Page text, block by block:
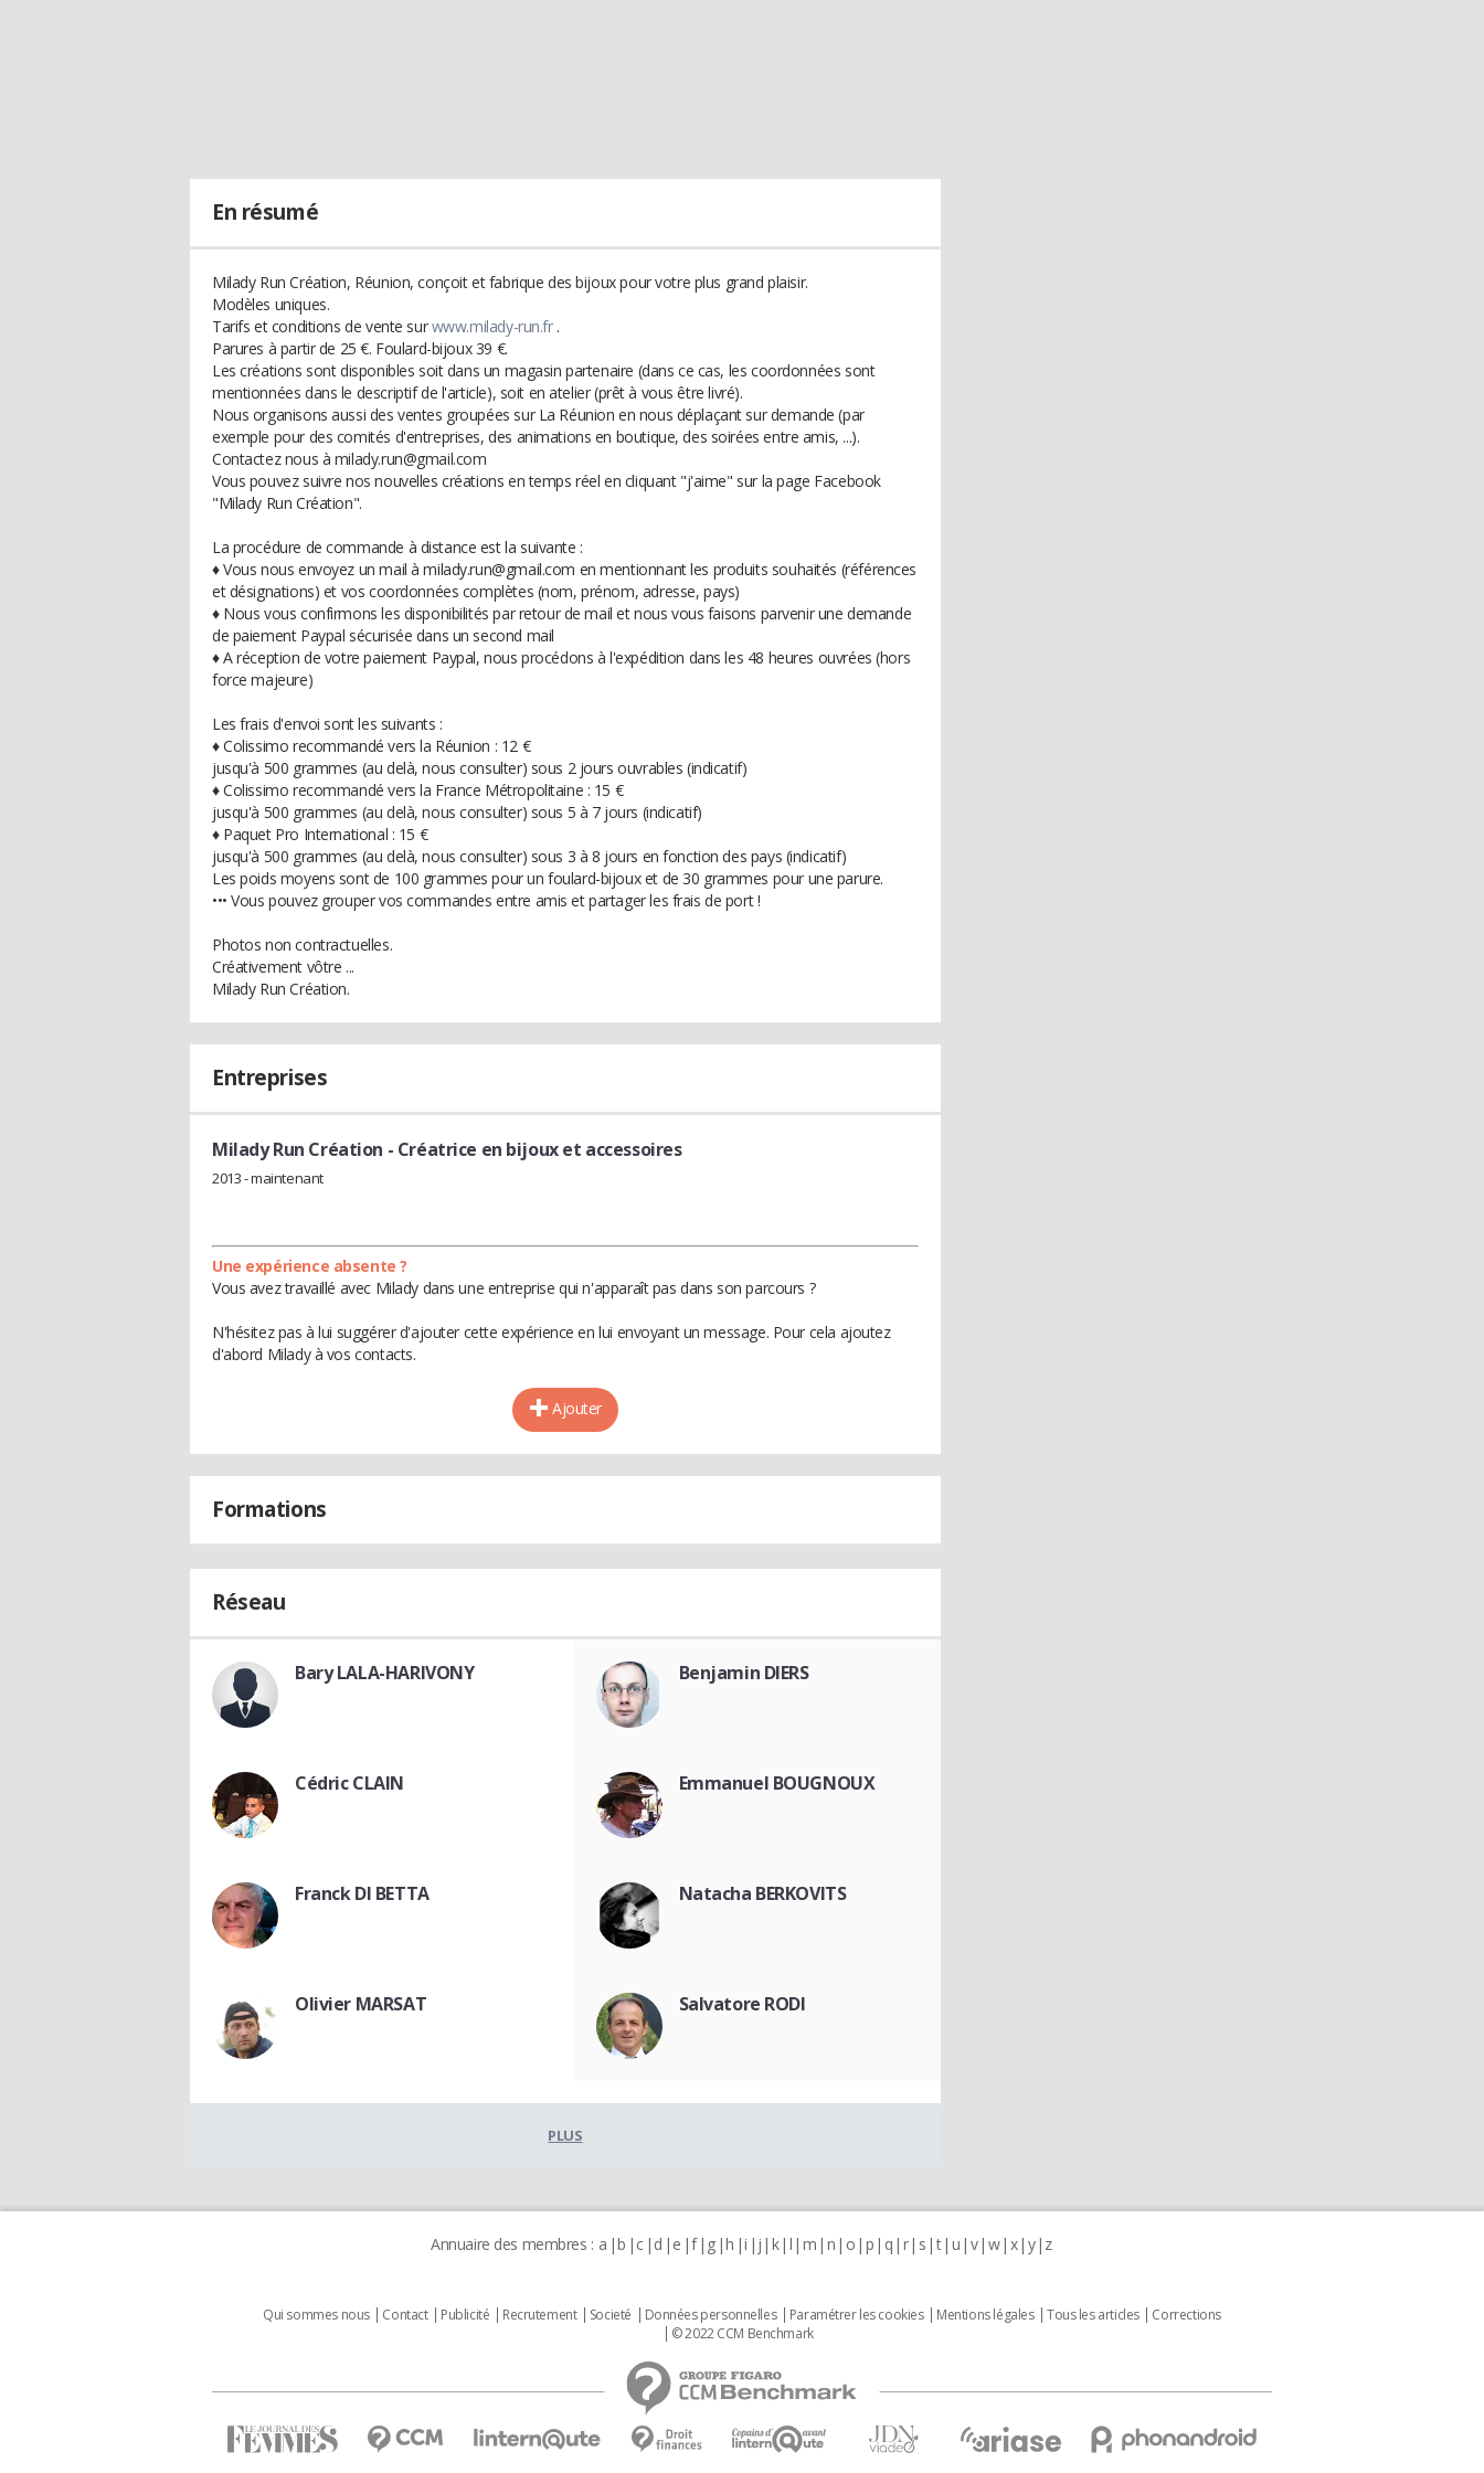
En résumé
Milady Run Création, Réunion, conçoit et fabrique des bijoux pour votre plus grand plaisir.
Modèles uniques.
Tarifs et conditions de vente surwww.milady-run.fr.
Parures à partir de 25 €. Foulard-bijoux 39 €.
Les créations sont disponibles soit dans un magasin partenaire (dans ce cas, les coordonnées sont
mentionnées dans le descriptif de l'article), soit en atelier (prêt à vous être livré).
Nous organisons aussi des ventes groupées sur La Réunion en nous déplaçant sur demande (par
exemple pour des comités d'entreprises, des animations en boutique, des soirées entre amis, ...).
Contactez nous à milady.run@gmail.com
Vous pouvez suivre nos nouvelles créations en temps réel en cliquant "j'aime" sur la page Facebook
"Milady Run Création".
La procédure de commande à distance est la suivante :
♦ Vous nous envoyez un mail à milady.run@gmail.com en mentionnant les produits souhaités (références
et désignations) et vos coordonnées complètes (nom, prénom, adresse, pays)
♦ Nous vous confirmons les disponibilités par retour de mail et nous vous faisons parvenir une demande
de paiement Paypal sécurisée dans un second mail
♦ A réception de votre paiement Paypal, nous procédons à l'expédition dans les 48 heures ouvrées (hors
force majeure)
Les frais d'envoi sont les suivants :
♦ Colissimo recommandé vers la Réunion : 12 €
jusqu'à 500 grammes (au delà, nous consulter) sous 2 jours ouvrables (indicatif)
♦ Colissimo recommandé vers la France Métropolitaine : 15 €
jusqu'à 500 grammes (au delà, nous consulter) sous 5 à 7 jours (indicatif)
♦ Paquet Pro International : 15 €
jusqu'à 500 grammes (au delà, nous consulter) sous 3 à 8 jours en fonction des pays (indicatif)
Les poids moyens sont de 100 grammes pour un foulard-bijoux et de 30 grammes pour une parure.
••• Vous pouvez grouper vos commandes entre amis et partager les frais de port !
Photos non contractuelles.
Créativement vôtre ...
Milady Run Création.
Entreprises
Milady Run Création - Créatrice en bijoux et accessoires
2013 - maintenant
Une expérience absente ?
Vous avez travaillé avec Milady dans une entreprise qui n'apparaît pas dans son parcours ?
N'hésitez pas à lui suggérer d'ajouter cette expérience en lui envoyant un message. Pour cela ajoutez
d'abord Milady à vos contacts.
Ajouter
Formations
Réseau
Bary LALA-HARIVONY Benjamin DIERS
Cédric CLAIN Emmanuel BOUGNOUX
Franck DI BETTA Natacha BERKOVITS
Olivier MARSAT Salvatore RODI
PLUS
Annuaire des membres : a b c d e f g h i j k l m n o p q r s t u v w x y z
Qui sommes nous Contact Publicité Recrutement Societé Données personnelles Paramétrer les cookies Mentions légales Tous les articles
Corrections
© 2022 CCM Benchmark